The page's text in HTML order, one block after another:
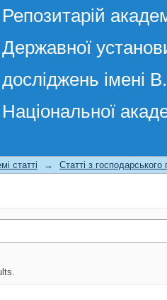
Репозитарій
Державної
досліджень імені
Національної
статті → Статті з господарського